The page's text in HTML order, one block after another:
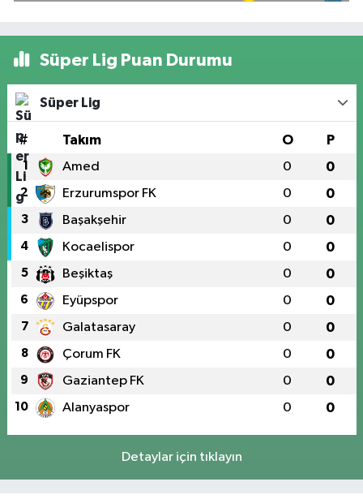
Süper Lig Puan Durumu
Süper Lig
# Takım O P
1 Amed 0 0
2 Erzurumspor FK 0 0
3 Başakşehir 0 0
4 Kocaelispor 0 0
5 Beşiktaş 0 0
6 Eyüpspor 0 0
7 Galatasaray 0 0
8 Çorum FK 0 0
9 Gaziantep FK 0 0
10 Alanyaspor 0 0
Detaylar için tıklayın